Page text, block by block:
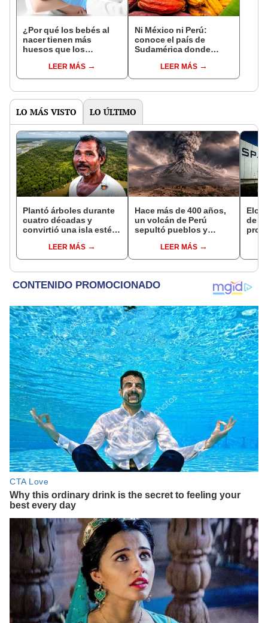
¿Por qué los bebés al
nacer tienen más
huesos que los
LEER MÁS
Ni México ni Perú:
conoce el país de
Sudamérica donde
estudioLEER MÁS
LO MÁS VISTO LO ÚLTIMO
Plantó árboles durante
cuatro décadas y
convirtió una isla estéril
hoy supera casi seis
veces al Parque de las
LEER MÁS
Hace más de 400 años,
un volcán de Perú
sepultó pueblos y
veranos más fríos de la
historia: sigue bajo
LEER MÁS
Elon
de